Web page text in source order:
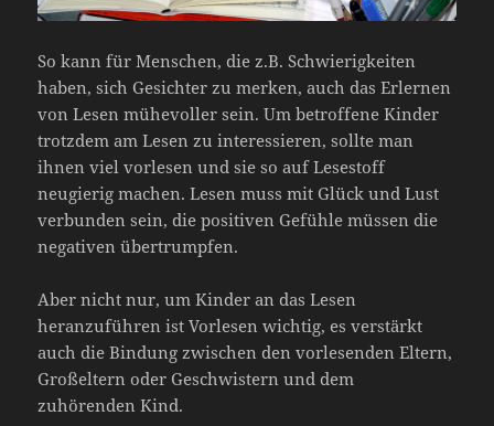
So kann für Menschen, die z.B. Schwierigkeiten
haben, sich Gesichter zu merken, auch das Erlernen
von Lesen mühevoller sein. Um betroffene Kinder
trotzdem am Lesen zu interessieren, sollte man
ihnen viel vorlesen und sie so auf Lesestoff
neugierig machen. Lesen muss mit Glück und Lust
verbunden sein, die positiven Gefühle müssen die
negativen übertrumpfen.
Aber nicht nur, um Kinder an das Lesen
heranzuführen ist Vorlesen wichtig, es verstärkt
auch die Bindung zwischen den vorlesenden Eltern,
Großeltern oder Geschwistern und dem
zuhörenden Kind.